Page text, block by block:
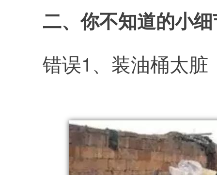
二、你不知道的小
错误1、装油桶太脏